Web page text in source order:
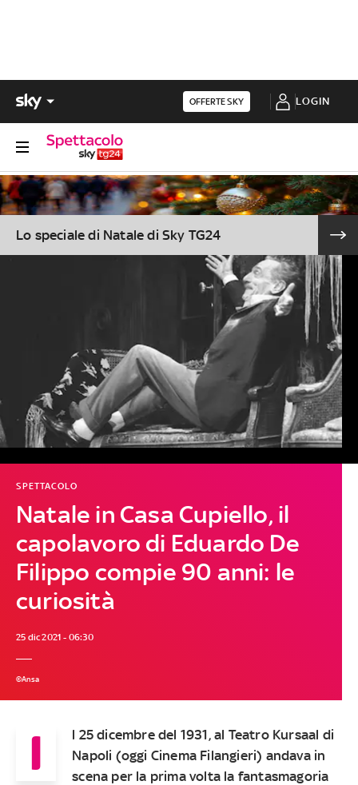
OFFERTE SKY LOGIN
Lo speciale di Natale di Sky TG24
Natale in Casa Cupiello, il
capolavoro di Eduardo De
Filippo compie 90 anni: le
curiosità
SPETTACOLO
25 dic 2021 - 06:30
©Ansa
I
l 25 dicembre del 1931, al Teatro Kursaal di
Napoli (oggi Cinema Filangieri) andava in
scena per la prima volta la fantasmagoria